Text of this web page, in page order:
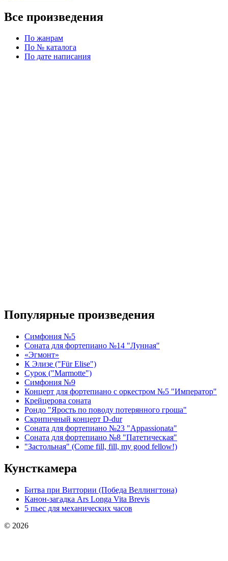
Все произведения
По жанрам
По № каталога
По дате написания
Популярные произведения
Симфония №5
Соната для фортепиано №14 "Лунная"
«Эгмонт»
К Элизе ("Für Elise")
Сурок ("Marmotte")
Симфония №9
Концерт для фортепиано с оркестром №5 "Император"
Крейцерова соната
Рондо "Ярость по поводу потерянного гроша"
Скрипичный концерт D-dur
Соната для фортепиано №23 "Appassionata"
Соната для фортепиано №8 "Патетическая"
"Застольная" (Come fill, fill, my good fellow!)
Кунсткамера
Битва при Виттории (Победа Веллингтона)
Канон-загадка Ars Longa Vita Brevis
5 пьес для механических часов
© 2026